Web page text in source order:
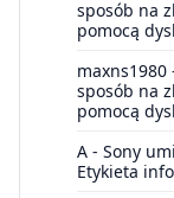
sposób na
pomocą
maxns1980
sposób na
pomocą
A - Sony
Etykieta